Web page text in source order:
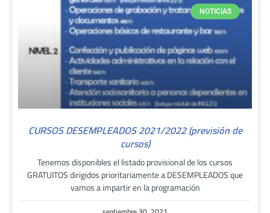
NOTICIAS
CURSOS DESEMPLEADOS 2021/2022 (previsión de
cursos)
Tenemos disponibles el listado provisional de los cursos
GRATUITOS dirigidos prioritariamente a DESEMPLEADOS que
vamos a impartir en la programación